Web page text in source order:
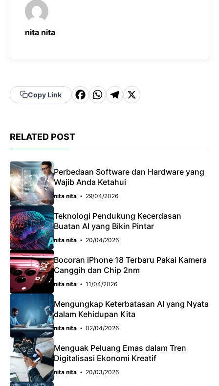
nita nita
Copy Link
F
o
o
W
A
p
p
T
a
m
X
RELATED POST
Perbedaan Software dan Hardware yang
Wajib Anda Ketahui
nita nita 29/04/2026
Teknologi Pendukung Kecerdasan
Buatan AI yang Bikin Pintar
nita nita 20/04/2026
Bocoran iPhone 18 Terbaru Pakai Kamera
Canggih dan Chip 2nm
nita nita 11/04/2026
Mengungkap Keterbatasan AI yang Nyata
dalam Kehidupan Kita
nita nita 02/04/2026
Menguak Peluang Emas dalam Tren
Digitalisasi Ekonomi Kreatif
nita nita 20/03/2026